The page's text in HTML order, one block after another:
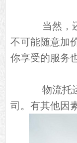
当然，还
不可能随意加
你享受的服务
物流托运
司。有其他因